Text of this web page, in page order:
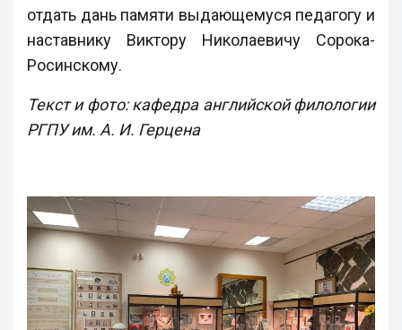
отдать дань памяти выдающемуся педагогу и
наставнику Виктору Николаевичу Сорока-
Росинскому.
Текст и фото: кафедра английской филологии
РГПУ им. А. И. Герцена